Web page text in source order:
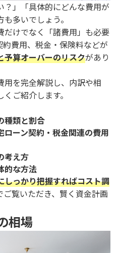
？」「具体的にどんな費用が
多いでしょう。
だけでなく「諸費用」も必要
費用、税金・保険料などが
予算オーバーのリスクがあり
を完全解説し、内訳や相
ご紹介します。
種類と割合
ローン契約・税金関連の費用
考え方
的な方法
しっかり把握すればコスト調
ご覧いただき、賢く資金計画
相場